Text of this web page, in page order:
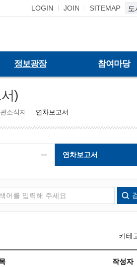
LOGIN JOIN SITEMAP
정보광장 참여마당
)
소식지 연차보고서
연차보고서
카테
작성자